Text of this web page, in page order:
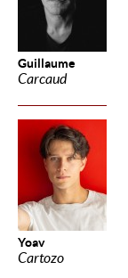
Guillaume
Carcaud
Yoav
Cartozo